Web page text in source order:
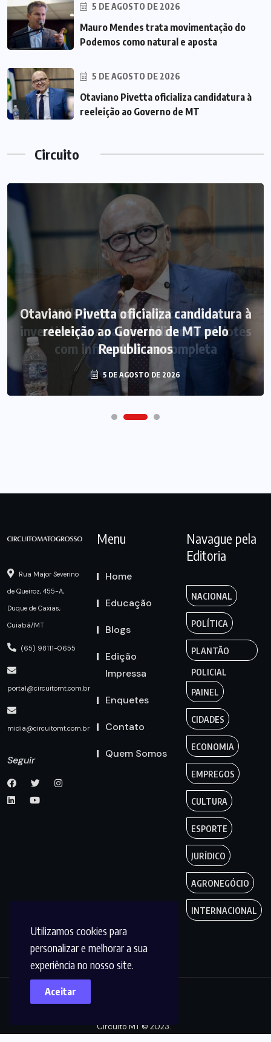
Utilizamos cookies para
personalizar e melhorar a sua
experiência no nosso site.
Aceitar
5 DE AGOSTO DE 2026
Mauro Mendes trata movimentação do
Podemos como natural e aposta
5 DE AGOSTO DE 2026
Otaviano Pivetta oficializa candidatura à
reeleição ao Governo de MT
Circuito
Otaviano Pivetta oficializa candidatura à
reeleição ao Governo de MT pelo
Republicanos
5 DE AGOSTO DE 2026
Rua Major Severino
de Queiroz, 455-A,
Duque de Caxias,
Cuiabá/MT
(65) 98111-0655
portal@circuitomt.com.br
midia@circuitomt.com.br
Seguir
Menu
Home
Educação
Blogs
Edição
Impressa
Enquetes
Contato
Quem Somos
Navague pela
Editoria
NACIONAL
POLÍTICA
PLANTÃO
POLICIAL
PAINEL
CIDADES
ECONOMIA
EMPREGOS
CULTURA
ESPORTE
JURÍDICO
AGRONEGÓCIO
INTERNACIONAL
Circuito MT © 2023.